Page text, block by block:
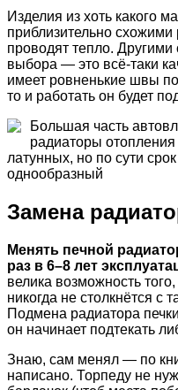
Изделия из хоть какого
приблизительно
проводят тепло.
выбора — это всё-таки
имеет ровненькие швы по
то и работать он будет
Большая часть
радиаторы
латунных, но по сути
однообразный
Замена
Менять печной
раз в 6–8 лет
велика возможность
никогда не столкнётся с
Подмена радиатора
он начинает подтекать
Знаю, сам менял — по
написано. Торпеду не